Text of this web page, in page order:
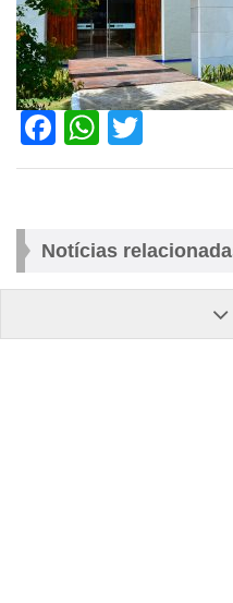
Facebook
Notícias